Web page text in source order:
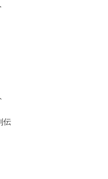
伝